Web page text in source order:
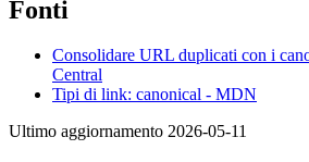
Fonti
Consolidare URL duplicati con i
Central
Tipi di link: canonical - MDN
Ultimo aggiornamento 2026-05-11